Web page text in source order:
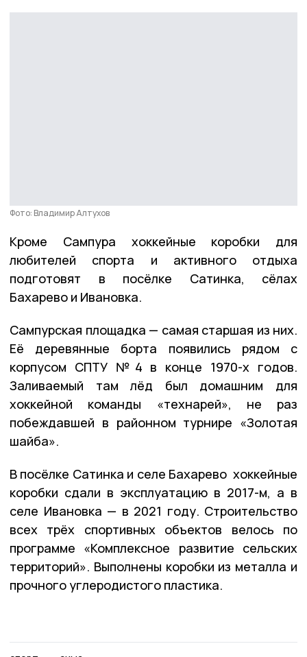
Фото: Владимир Алтухов
Кроме Сампура хоккейные коробки для
любителей спорта и активного отдыха
подготовят в посёлке Сатинка, сёлах
Бахарево и Ивановка.
Сампурская площадка — самая старшая из них.
Её деревянные борта появились рядом с
корпусом СПТУ №4 в конце 1970-х годов.
Заливаемый там лёд был домашним для
хоккейной команды «технарей», не раз
побеждавшей в районном турнире «Золотая
шайба».
В посёлке Сатинка и селе Бахарево хоккейные
коробки сдали в эксплуатацию в 2017-м, а в
селе Ивановка — в 2021 году. Строительство
всех трёх спортивных объектов велось по
программе «Комплексное развитие сельских
территорий». Выполнены коробки из металла и
прочного углеродистого пластика.